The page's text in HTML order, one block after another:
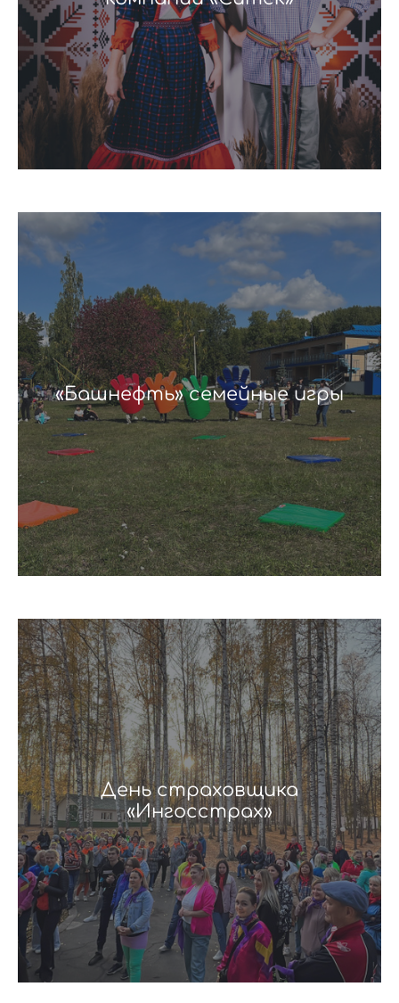
«Башнефть» семейные игры
День страховщика
«Ингосстрах»